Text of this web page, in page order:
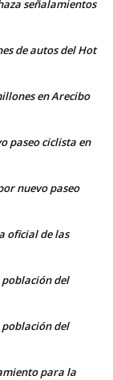
señalamientos
de autos del Hot
en Arecibo
paseo ciclista en
nuevo paseo
oficial de las
del
del
para la